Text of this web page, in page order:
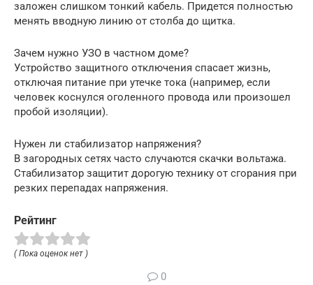
заложен слишком тонкий кабель. Придется полностью
менять вводную линию от столба до щитка.
Зачем нужно УЗО в частном доме?
Устройство защитного отключения спасает жизнь,
отключая питание при утечке тока (например, если
человек коснулся оголенного провода или произошел
пробой изоляции).
Нужен ли стабилизатор напряжения?
В загородных сетях часто случаются скачки вольтажа.
Стабилизатор защитит дорогую технику от сгорания при
резких перепадах напряжения.
Рейтинг
( Пока оценок нет )
0